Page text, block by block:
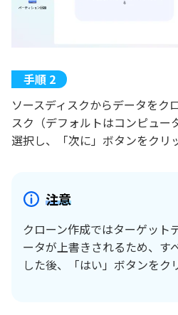
ソースディスクからデータをク
スク（デフォルトはコンピュー
選択し、「次に」ボタンをクリ
注意
クローン作成ではターゲット
ータが上書きされるため、す
した後、「はい」ボタンをク